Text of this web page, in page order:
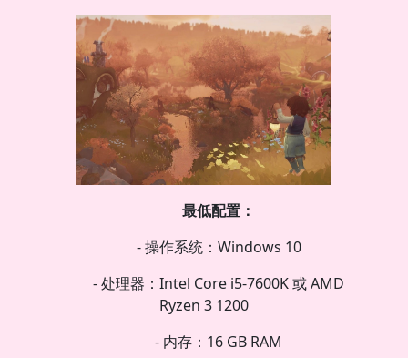
最低配置：
- 操作系统：Windows 10
- 处理器：Intel Core i5-7600K 或 AMD
Ryzen 3 1200
- 内存：16 GB RAM